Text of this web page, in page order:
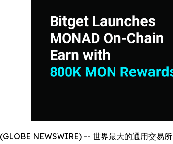
NEWSWIRE) -- 世界最大的通用交易